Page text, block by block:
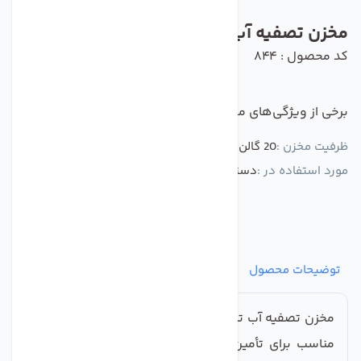
مخزن تصفیه آب تانک پک 80 لیتری RO-2000
کد محصول : 844
برخی از ویژگی‌های مهم این محصول :
ظرفیت مخزن :20 گالن
مورد استفاده در :دستگاه تصفیه آب خانگی وصنعتی
توضیحات محصول
مناسب برای تأمین آب سالم و پاک در خانه یا محل کار